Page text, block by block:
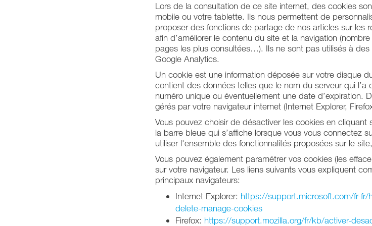
Lors de la consultation de ce site internet, des cookies
mobile ou votre tablette. Ils nous permettent de
proposer des fonctions de partage de nos articles sur les
afin d’améliorer le contenu du site et la navigation
pages les plus consultées…). Ils ne sont pas utilisés à
Google Analytics.
Un cookie est une information déposée sur votre disque
contient des données telles que le nom du serveur qui
numéro unique ou éventuellement une date d’expiration.
gérés par votre navigateur internet (Internet Explorer,
Vous pouvez choisir de désactiver les cookies en cliquant
la barre bleue qui s’affiche lorsque vous vous connectez
utiliser l'ensemble des fonctionnalités proposées sur le
Vous pouvez également paramétrer vos cookies (les
sur votre navigateur. Les liens suivants vous expliquent
principaux navigateurs:
Internet Explorer: https://support.microsoft.com/fr-
delete-manage-cookies
Firefox: https://support.mozilla.org/fr/kb/activer-